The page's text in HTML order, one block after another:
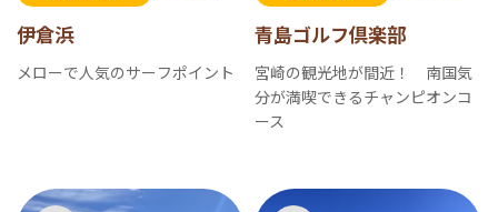
伊倉浜
メローで人気のサーフポイント
青島ゴルフ倶楽部
宮崎の観光地が間近！ 南国気
分が満喫できるチャンピオンコ
ース